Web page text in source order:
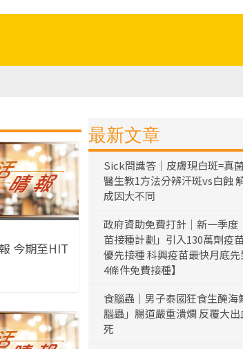
今期至HIT
最新文章
Sick問識答｜皮膚現白斑=真
醫生教1方法分辨汗斑vs白蝕
成因大不同
政府資助免費打針｜新一季度
苗接種計劃」引入130萬劑疫
優先接種 科興疫苗最快月底
4條件免費接種】
食腦蟲｜男子泰國狂食生醃海
腦蟲」腸道嚴重潰爛 反覆大
死